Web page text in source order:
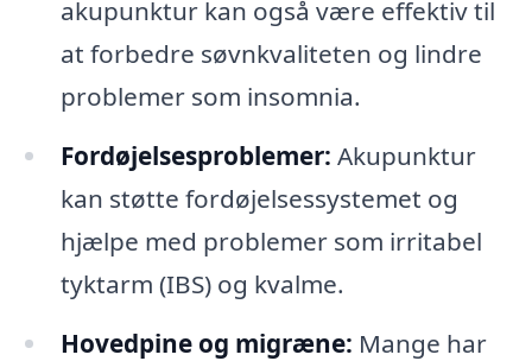
akupunktur kan også være effektiv til
at forbedre søvnkvaliteten og lindre
problemer som insomnia.
Fordøjelsesproblemer: Akupunktur
kan støtte fordøjelsessystemet og
hjælpe med problemer som irritabel
tyktarm (IBS) og kvalme.
Hovedpine og migræne: Mange har